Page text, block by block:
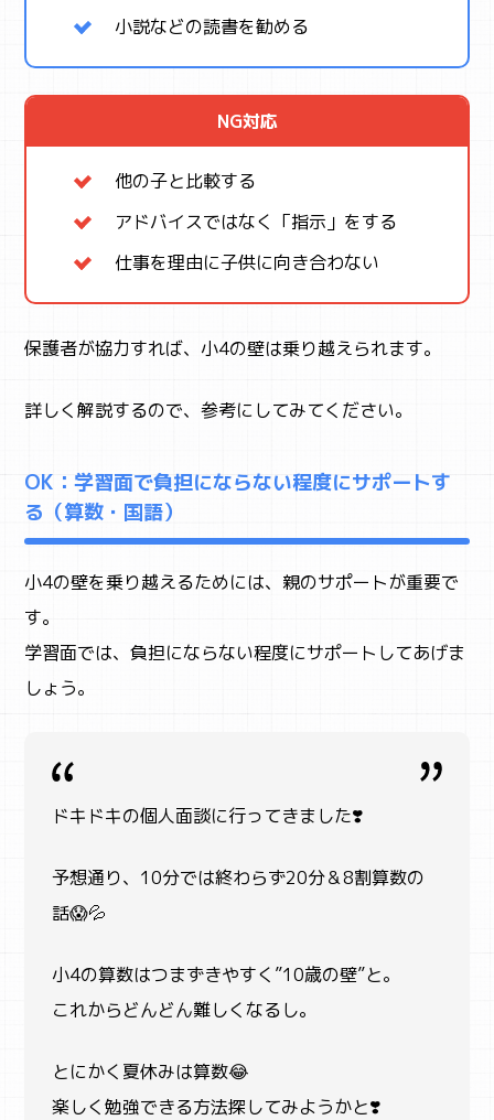
SNS
小説などの読書を勧める
NG対応
他の子と比較する
アドバイスではなく「指示」をする
仕事を理由に子供に向き合わない
保護者が協力すれば、小4の壁は乗り越えられます。
詳しく解説するので、参考にしてみてください。
OK：学習面で負担にならない程度にサポートす
る（算数・国語）
小4の壁を乗り越えるためには、親のサポートが重要で
す。
学習面では、負担にならない程度にサポートしてあげま
しょう。
ドキドキの個人面談に行ってきました❣️
予想通り、10分では終わらず20分＆8割算数の
話😱💦
小4の算数はつまずきやすく”10歳の壁”と。
これからどんどん難しくなるし。
とにかく夏休みは算数😂
楽しく勉強できる方法探してみようかと❣️